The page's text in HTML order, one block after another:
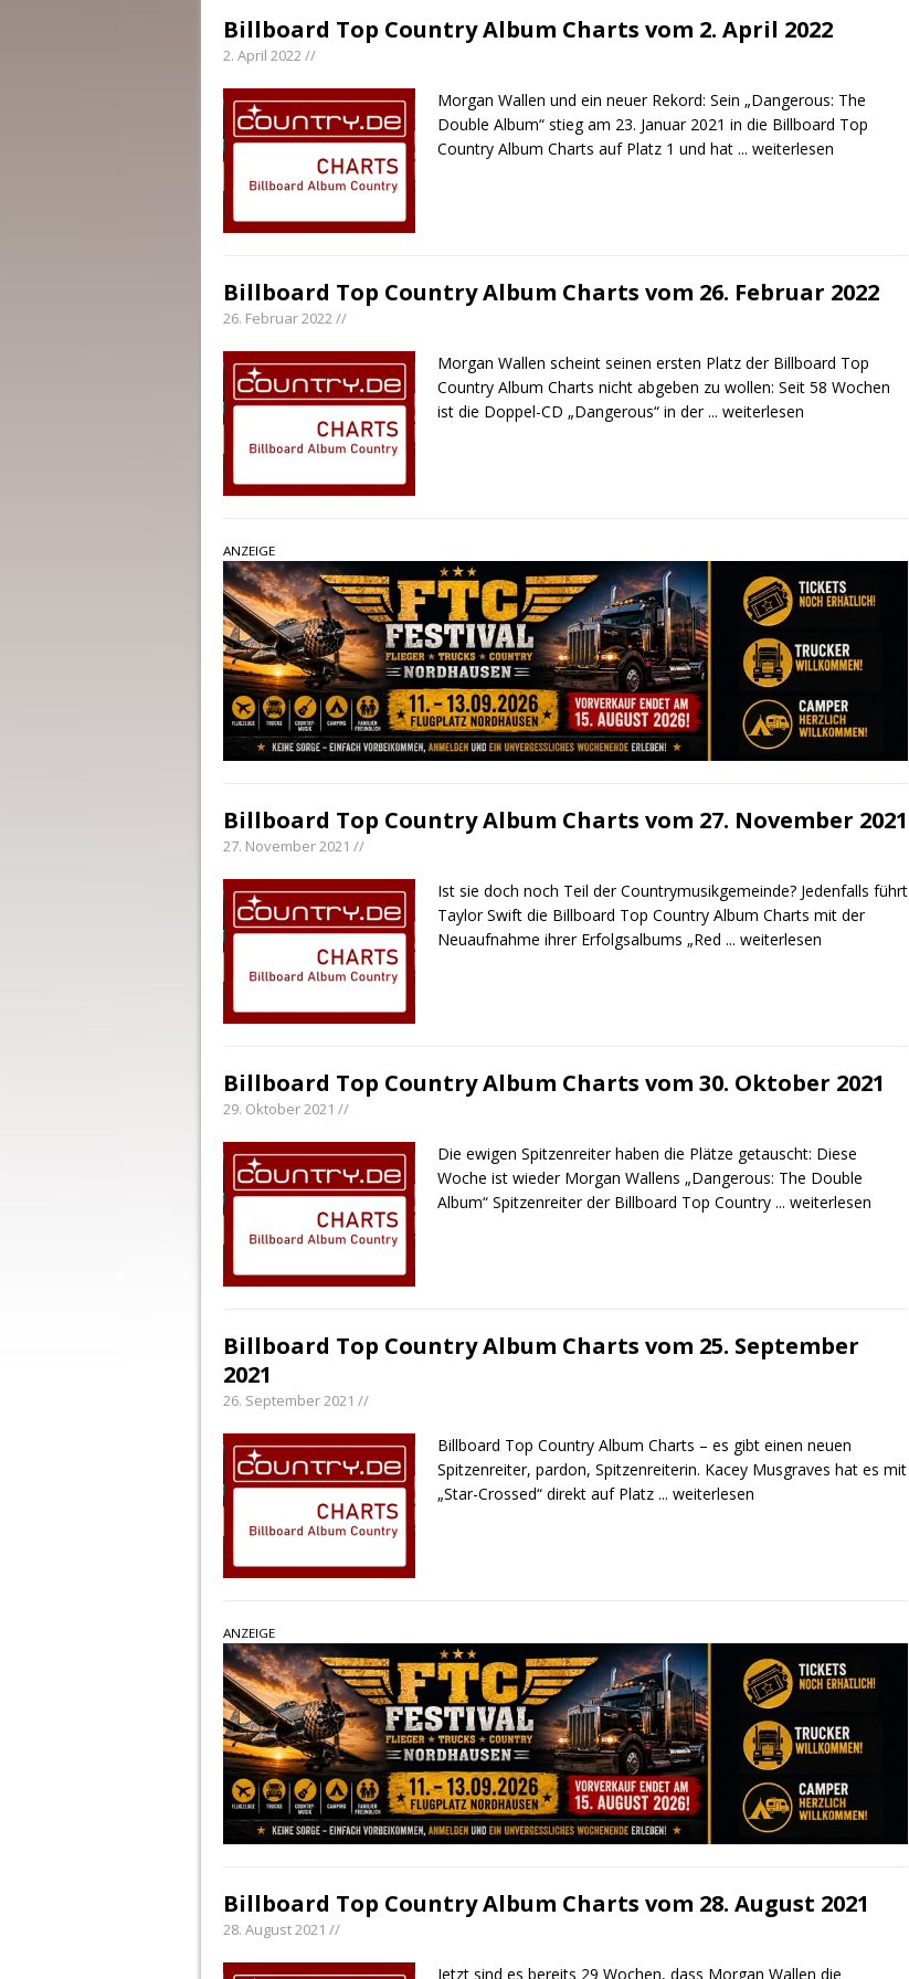
Billboard Top Country Album Charts vom 2. April 2022
2. April 2022 //
Morgan Wallen und ein neuer Rekord: Sein „Dangerous: The
Double Album“ stieg am 23. Januar 2021 in die Billboard Top
Country Album Charts auf Platz 1 und hat ... weiterlesen
Billboard Top Country Album Charts vom 26. Februar 2022
26. Februar 2022 //
Morgan Wallen scheint seinen ersten Platz der Billboard Top
Country Album Charts nicht abgeben zu wollen: Seit 58 Wochen
ist die Doppel-CD „Dangerous“ in der... weiterlesen
ANZEIGE
Billboard Top Country Album Charts vom 27. November 2021
27. November 2021 //
Ist sie doch noch Teil der Countrymusikgemeinde? Jedenfalls führt
Taylor Swift die Billboard Top Country Album Charts mit der
Neuaufnahme ihrer Erfolgsalbums „Red ... weiterlesen
Billboard Top Country Album Charts vom 30. Oktober 2021
29. Oktober 2021 //
Die ewigen Spitzenreiter haben die Plätze getauscht: Diese
Woche ist wieder Morgan Wallens „Dangerous: The Double
Album“ Spitzenreiter der Billboard Top Country ... weiterlesen
Billboard Top Country Album Charts vom 25. September
2021
26. September 2021 //
Billboard Top Country Album Charts – es gibt einen neuen
Spitzenreiter, pardon, Spitzenreiterin. Kacey Musgraves hat es mit
„Star-Crossed“ direkt auf Platz ... weiterlesen
ANZEIGE
Billboard Top Country Album Charts vom 28. August 2021
28. August 2021 //
Jetzt sind es bereits 29 Wochen, dass Morgan Wallen die